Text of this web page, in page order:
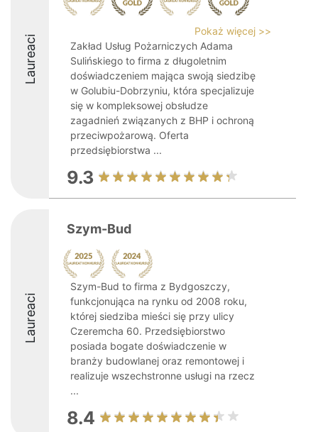
Laureaci
Pokaż więcej >>
Zakład Usług Pożarniczych Adama
Sulińskiego to firma z długoletnim
doświadczeniem mająca swoją siedzibę
w Golubiu-Dobrzyniu, która specjalizuje
się w kompleksowej obsłudze
zagadnień związanych z BHP i ochroną
przeciwpożarową. Oferta
przedsiębiorstwa ...
9.3
Laureaci
Szym-Bud
Szym-Bud to firma z Bydgoszczy,
funkcjonująca na rynku od 2008 roku,
której siedziba mieści się przy ulicy
Czeremcha 60. Przedsiębiorstwo
posiada bogate doświadczenie w
branży budowlanej oraz remontowej i
realizuje wszechstronne usługi na rzecz
...
8.4